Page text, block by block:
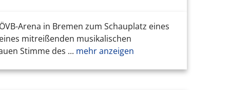
Arena in Bremen zum Schauplatz eines
mitreißenden musikalischen
Stimme des ... mehr anzeigen